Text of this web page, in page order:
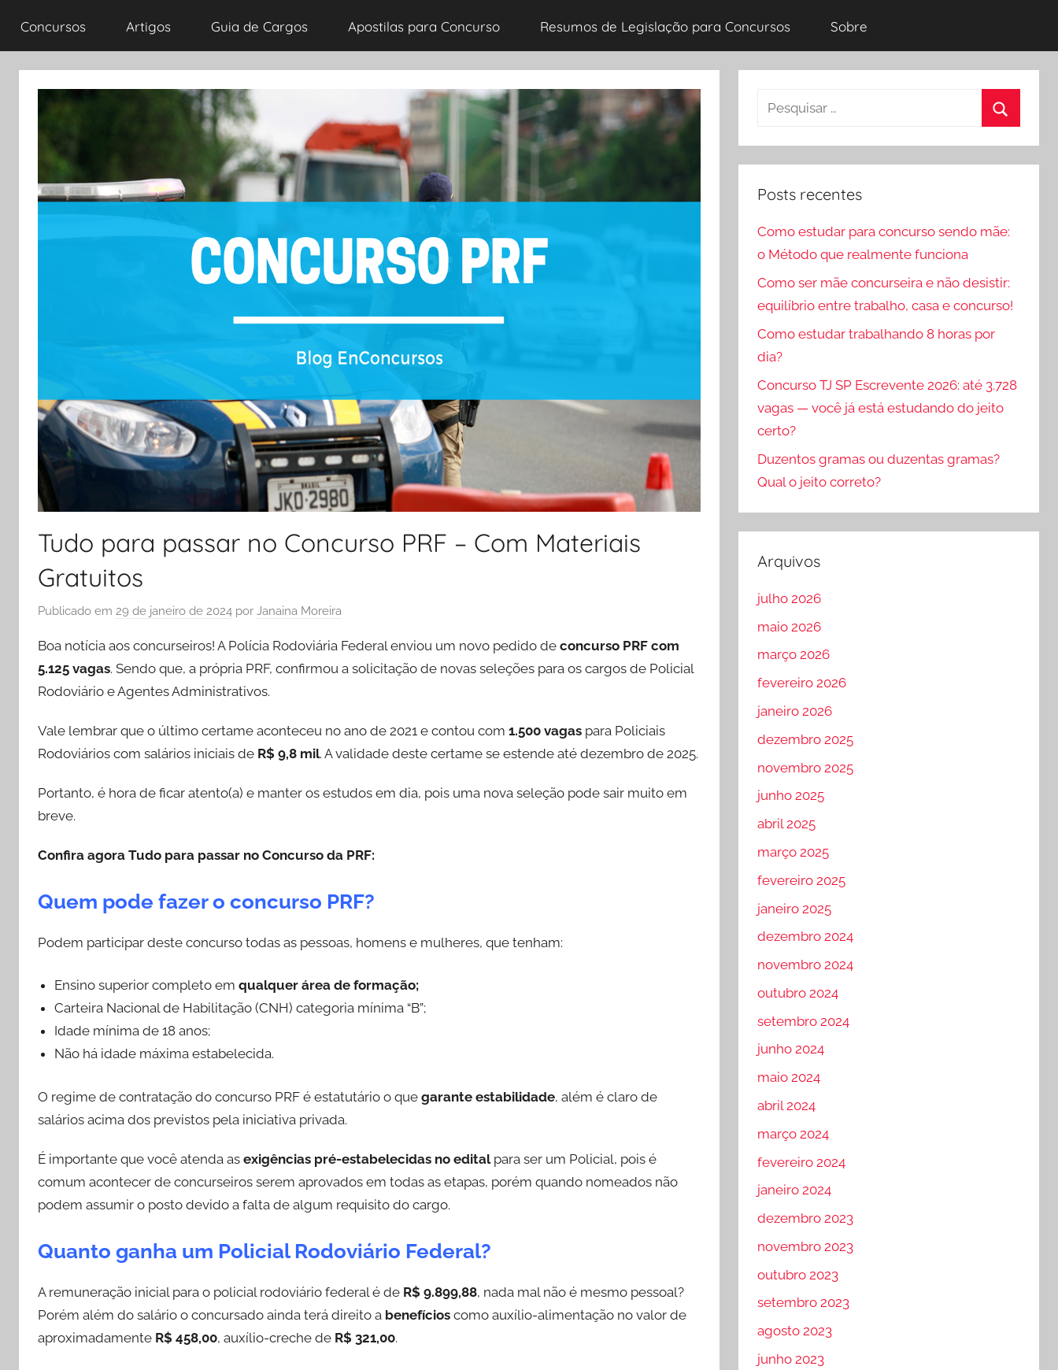
Concursos Artigos Guia de Cargos Apostilas para Concurso Resumos de Legislação para Concursos Sobre
Tudo para passar no Concurso PRF – Com Materiais
Gratuitos
Publicado em 29 de janeiro de 2024 por Janaina Moreira
Boa notícia aos concurseiros! A Polícia Rodoviária Federal enviou um novo pedido de concurso PRF com
5.125 vagas. Sendo que, a própria PRF, confirmou a solicitação de novas seleções para os cargos de Policial
Rodoviário e Agentes Administrativos.
Vale lembrar que o último certame aconteceu no ano de 2021 e contou com 1.500 vagas para Policiais
Rodoviários com salários iniciais de R$ 9,8 mil. A validade deste certame se estende até dezembro de 2025.
Portanto, é hora de ficar atento(a) e manter os estudos em dia, pois uma nova seleção pode sair muito em
breve.
Confira agora Tudo para passar no Concurso da PRF:
Quem pode fazer o concurso PRF?
Podem participar deste concurso todas as pessoas, homens e mulheres, que tenham:
Ensino superior completo emqualquer área de formação;
Carteira Nacional de Habilitação (CNH) categoria mínima “B”;
Idade mínima de 18 anos;
Não há idade máxima estabelecida.
O regime de contratação do concurso PRF é estatutário o que garante estabilidade, além é claro de
salários acima dos previstos pela iniciativa privada.
É importante que você atenda as exigências pré-estabelecidas no editalpara ser um Policial, pois é
comum acontecer de concurseiros serem aprovados em todas as etapas, porém quando nomeados não
podem assumir o posto devido a falta de algum requisito do cargo.
Quanto ganha um Policial Rodoviário Federal?
A remuneração inicial para o policial rodoviário federal é de R$ 9.899,88, nada mal não é mesmo pessoal?
Porém além do salário o concursado ainda terá direito a benefícios como auxílio-alimentação no valor de
aproximadamente R$ 458,00, auxílio-creche de R$ 321,00.
Pesquisar
Posts recentes
Como estudar para concurso sendo mãe:
o Método que realmente funciona
Como ser mãe concurseira e não desistir:
equilíbrio entre trabalho, casa e concurso!
Como estudar trabalhando 8 horas por
dia?
Concurso TJ SP Escrevente 2026: até 3.728
vagas — você já está estudando do jeito
certo?
Duzentos gramas ou duzentas gramas?
Qual o jeito correto?
Arquivos
julho 2026
maio 2026
março 2026
fevereiro 2026
janeiro 2026
dezembro 2025
novembro 2025
junho 2025
abril 2025
março 2025
fevereiro 2025
janeiro 2025
dezembro 2024
novembro 2024
outubro 2024
setembro 2024
junho 2024
maio 2024
abril 2024
março 2024
fevereiro 2024
janeiro 2024
dezembro 2023
novembro 2023
outubro 2023
setembro 2023
agosto 2023
junho 2023